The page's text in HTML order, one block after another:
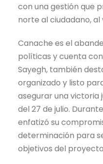
con una gestión que
norte al ciudadano, al
Canache es el
políticas y cuenta
Sayegh, también
organizado y listo
asegurar una victoria
del 27 de julio.
enfatizó su
determinación para
objetivos del proyecto